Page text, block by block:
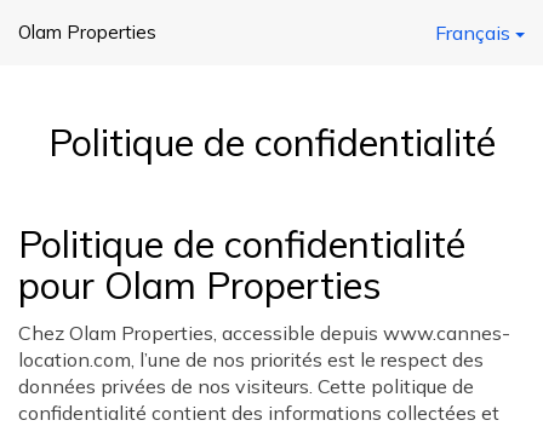
Olam Properties Français
Politique de confidentialité
Politique de confidentialité
pour Olam Properties
Chez Olam Properties, accessible depuis www.cannes-
location.com, l’une de nos priorités est le respect des
données privées de nos visiteurs. Cette politique de
confidentialité contient des informations collectées et